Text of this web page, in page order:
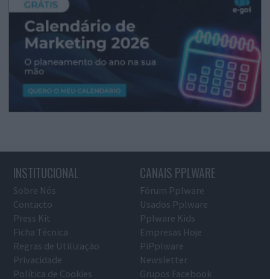
INSTITUCIONAL
Sobre Nós
Contacto
Press Kit
Ficha Técnica
Regras de Utilização
Privacidade
Política de Cookies
CANAIS PPLWARE
Fórum Pplware
Usados Pplware
Pplware Kids
Empresas Hoje
PiPplware
Newsletter
Grupos Facebook